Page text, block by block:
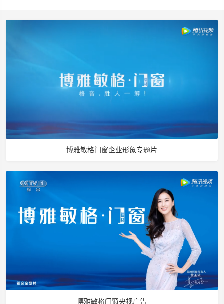
博雅敏格门窗企业形象专题片
博雅敏格门窗央视广告